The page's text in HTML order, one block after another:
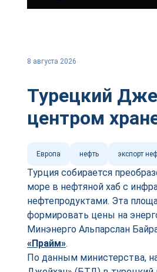
8 августа 2026
Турецкий
центром
Европа нефть экспорт
Турция собирается
море в нефтяной хаб с
нефтепродуктами. Эта
формировать цены на
Минэнерго Альпарслан
«Прайм».
По данным министерства,